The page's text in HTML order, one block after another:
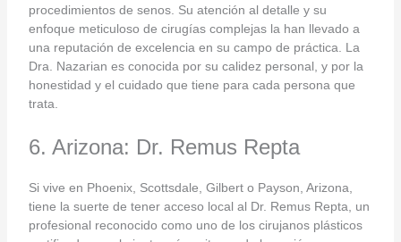
procedimientos de senos. Su atención al detalle y su
enfoque meticuloso de cirugías complejas la han llevado a
una reputación de excelencia en su campo de práctica. La
Dra. Nazarian es conocida por su calidez personal, y por la
honestidad y el cuidado que tiene para cada persona que
trata.
6. Arizona: Dr. Remus Repta
Si vive en Phoenix, Scottsdale, Gilbert o Payson, Arizona,
tiene la suerte de tener acceso local al Dr. Remus Repta, un
profesional reconocido como uno de los cirujanos plásticos